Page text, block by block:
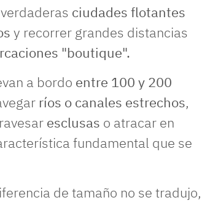
ciudades flotantes
y recorrer grandes distancias
"boutique".
a bordo entre 100 y 200
ríos o canales estrechos,
esclusas o atracar en
fundamental que se
de tamaño no se tradujo,